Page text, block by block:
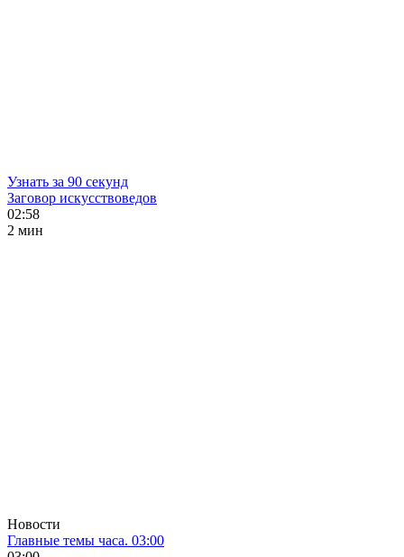
Узнать за 90 секунд
Заговор искусствоведов
02:58
2 мин
Новости
Главные темы часа. 03:00